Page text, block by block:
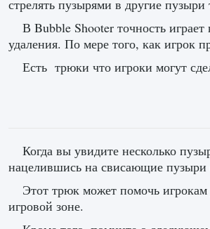
стрелять пузырями в другие
В Bubble Shooter точность
удаления. По мере того, как игрок
Есть трюки что игроки могут
Когда вы увидите несколько
нацелившись на свисающие пузыри
Этот трюк может помочь игрокам
игровой зоне.